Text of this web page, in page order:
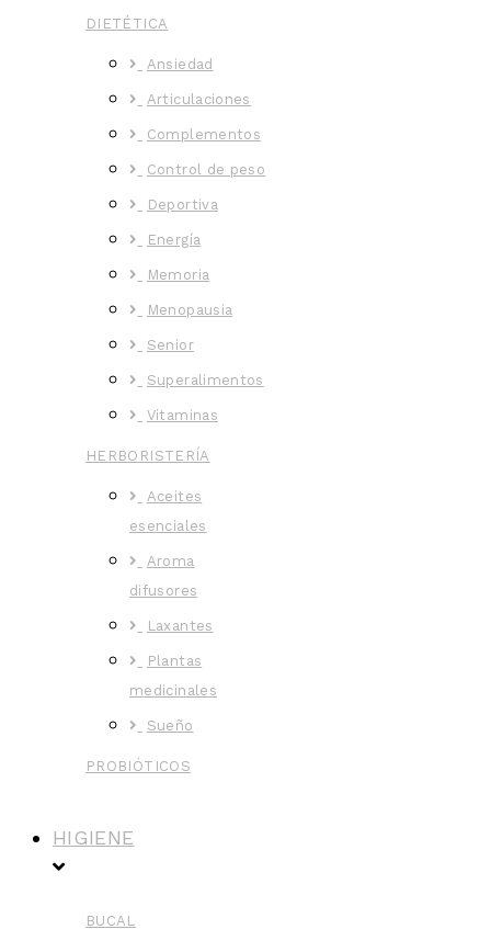
DIETÉTICA
Ansiedad
Articulaciones
Complementos
Control de peso
Deportiva
Energía
Memoria
Menopausia
Senior
Superalimentos
Vitaminas
HERBORISTERÍA
Aceites
esenciales
Aroma
difusores
Laxantes
Plantas
medicinales
Sueño
PROBIÓTICOS
HIGIENE
BUCAL